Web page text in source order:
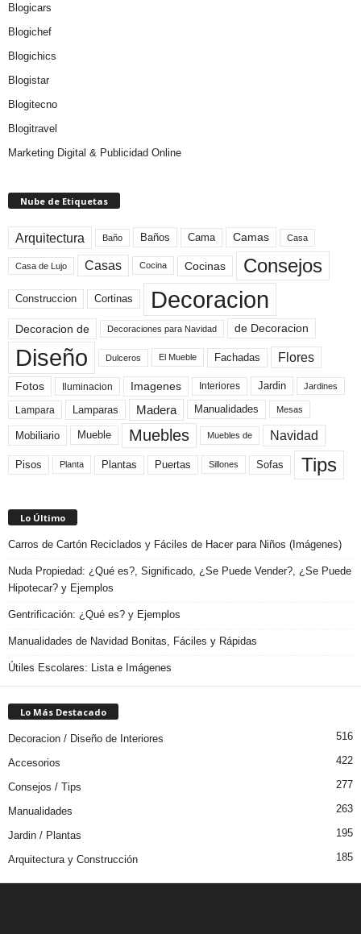
Blogicars
Blogichef
Blogichics
Blogistar
Blogitecno
Blogitravel
Marketing Digital & Publicidad Online
Nube de Etiquetas
Arquitectura Baño Baños Cama Camas Casa
Casa de Lujo Casas Cocina Cocinas Consejos
Construccion Cortinas Decoracion
Decoracion de Decoraciones para Navidad de Decoracion
Diseño Dulceros El Mueble Fachadas Flores
Fotos Iluminacion Imagenes Interiores Jardin Jardines
Lampara Lamparas Madera Manualidades Mesas
Mobiliario Mueble Muebles Muebles de Navidad
Pisos Planta Plantas Puertas Sillones Sofas Tips
Lo Último
Carros de Cartón Reciclados y Fáciles de Hacer para Niños (Imágenes)
Nuda Propiedad: ¿Qué es?, Significado, ¿Se Puede Vender?, ¿Se Puede
Hipotecar? y Ejemplos
Gentrificación: ¿Qué es? y Ejemplos
Manualidades de Navidad Bonitas, Fáciles y Rápidas
Útiles Escolares: Lista e Imágenes
Lo Más Destacado
Decoracion / Diseño de Interiores 516
Accesorios 422
Consejos / Tips 277
Manualidades 263
Jardin / Plantas 195
Arquitectura y Construcción 185